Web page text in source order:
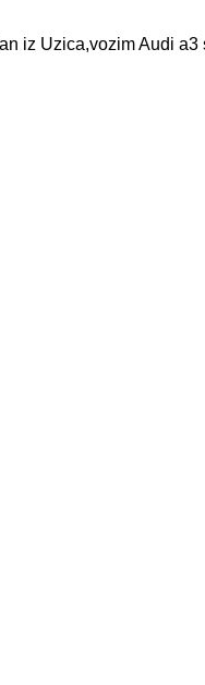
iz Uzica,vozim Audi